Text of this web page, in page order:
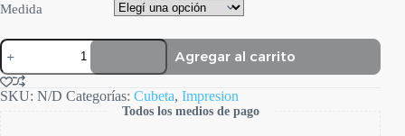
Medida
CUBETA
ALUMINIO
PERFORADA
cantidad
Agregar al carrito
SKU: N/D Categorías: Cubeta, Impresion
Todos los medios de pago